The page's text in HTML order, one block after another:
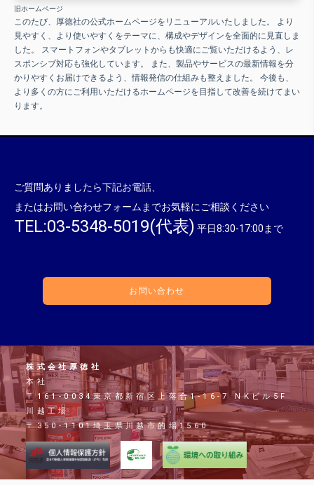
旧ホームページ
このたび、厚徳社の公式ホームページをリニューアルいたしました。 より
見やすく、より使いやすくをテーマに、構成やデザインを全面的に見直しま
した。 スマートフォンやタブレットからも快適にご覧いただけるよう、レ
スポンシブ対応も強化しています。 また、製品やサービスの最新情報を分
かりやすくお届けできるよう、情報発信の仕組みも整えました。 今後も、
より多くの方にご利用いただけるホームページを目指して改善を続けてまい
ります。
ご質問ありましたら下記お電話、
またはお問い合わせフォームまでお気軽にご相談ください
TEL:03-5348-5019(代表) 平日8:30-17:00まで
お問い合わせ
株式会社厚徳社
本社
〒161-0034東京都新宿区上落合1-16-7 NKビル5F
川越工場
〒350-1101埼玉県川越市的場1560